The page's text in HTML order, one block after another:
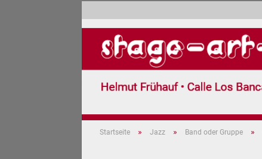
Startseite » Jazz » Band oder Gruppe »